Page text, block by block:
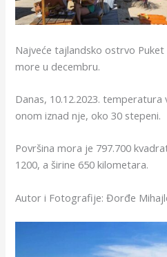
Najveće tajlandsko ostrvo
more u decembru.
Danas, 10.12.2023. temperatura
onom iznad nje, oko 30 stepeni.
Površina mora je 797.700
1200, a širine 650 kilometara.
Autor i Fotografije: Đorđe